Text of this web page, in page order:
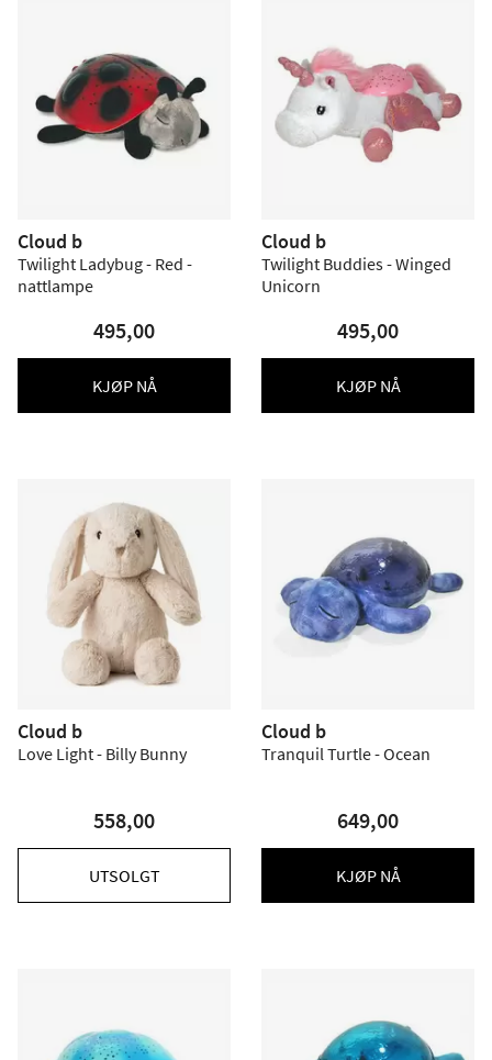
Cloud b
Twilight Ladybug - Red -
nattlampe
495,00
KJØP NÅ
Cloud b
Twilight Buddies - Winged
Unicorn
495,00
KJØP NÅ
Cloud b
Love Light - Billy Bunny
558,00
UTSOLGT
Cloud b
Tranquil Turtle - Ocean
649,00
KJØP NÅ